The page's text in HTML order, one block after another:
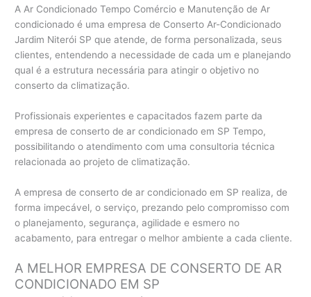
A Ar Condicionado Tempo Comércio e Manutenção de Ar
condicionado é uma empresa de Conserto Ar-Condicionado
Jardim Niterói SP que atende, de forma personalizada, seus
clientes, entendendo a necessidade de cada um e planejando
qual é a estrutura necessária para atingir o objetivo no
conserto da climatização.
Profissionais experientes e capacitados fazem parte da
empresa de conserto de ar condicionado em SP Tempo,
possibilitando o atendimento com uma consultoria técnica
relacionada ao projeto de climatização.
A empresa de conserto de ar condicionado em SP realiza, de
forma impecável, o serviço, prezando pelo compromisso com
o planejamento, segurança, agilidade e esmero no
acabamento, para entregar o melhor ambiente a cada cliente.
A MELHOR EMPRESA DE CONSERTO DE AR
CONDICIONADO EM SP